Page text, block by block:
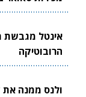
מגבשת תשתית
ממנה את דין